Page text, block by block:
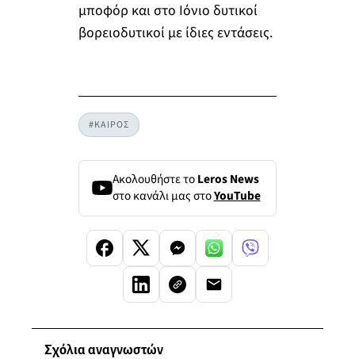
μποφόρ και στο Ιόνιο δυτικοί
βορειοδυτικοί με ίδιες εντάσεις.
#ΚΑΙΡΟΣ
Ακολουθήστε τοLeros News
στο κανάλι μας στοYouTube
Σχόλια αναγνωστών